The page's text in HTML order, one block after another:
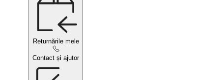
Returnările mele
Contact și ajutor